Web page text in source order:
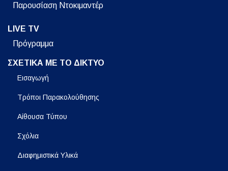
Παρουσίαση Ντοκιμαντέρ
LIVE TV
Πρόγραμμα
ΣΧΕΤΙΚΑ ΜΕ ΤΟ ΔΙΚΤΥΟ
Εισαγωγή
Τρόποι Παρακολούθησης
Αίθουσα Τύπου
Σχόλια
Διαφημιστικά Υλικά